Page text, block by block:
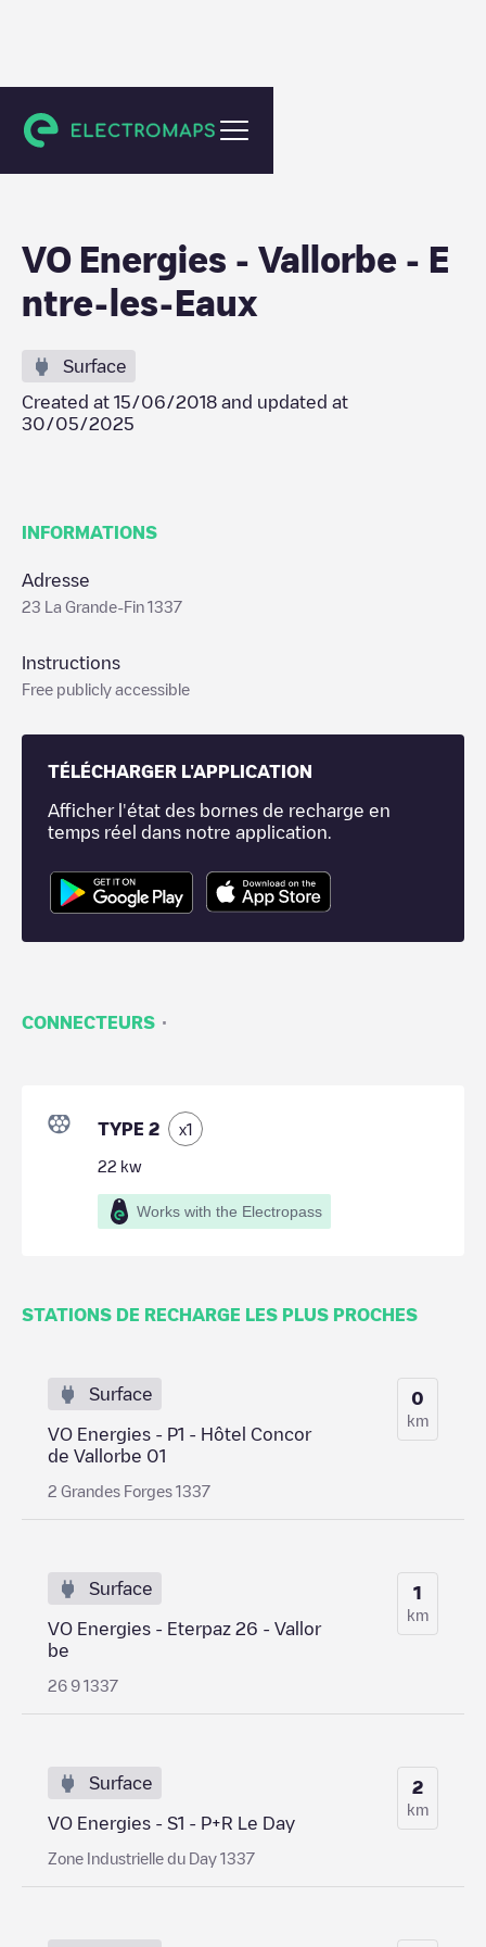
Vallorbe
VO Energies - Vallorbe - E
ntre-les-Eaux
Surface
Created at 15/06/2018 and updated at
30/05/2025
INFORMATIONS
Adresse
23 La Grande-Fin 1337
Instructions
Free publicly accessible
TÉLÉCHARGER L'APPLICATION
Afficher l'état des bornes de recharge en
temps réel dans notre application.
CONNECTEURS ·
TYPE 2 x1
22 kw
Works with the Electropass
STATIONS DE RECHARGE LES PLUS PROCHES
Surface
VO Energies - P1 - Hôtel Concor
de Vallorbe 01
2 Grandes Forges 1337
0
km
Surface
VO Energies - Eterpaz 26 - Vallor
be
26 9 1337
1
km
Surface
VO Energies - S1 - P+R Le Day
Zone Industrielle du Day 1337
2
km